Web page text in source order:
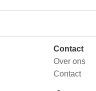
Contact
Over ons
Contact